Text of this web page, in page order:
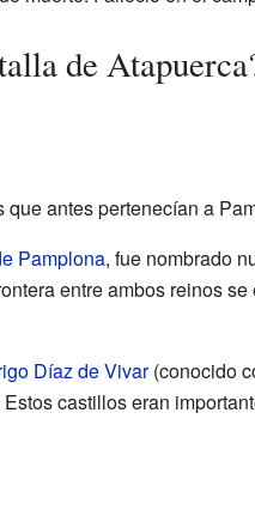
de
antes pertenecían a
Pamplona, fue nombrado
entre ambos reinos
Díaz de Vivar(conocido
castillos eran